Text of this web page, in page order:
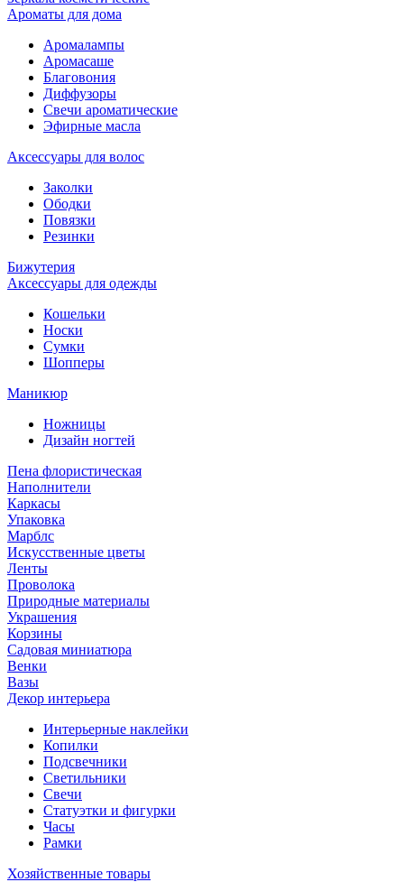
Ароматы для дома
Аромалампы
Аромасаше
Благовония
Диффузоры
Свечи ароматические
Эфирные масла
Аксессуары для волос
Заколки
Ободки
Повязки
Резинки
Бижутерия
Аксессуары для одежды
Кошельки
Носки
Сумки
Шопперы
Маникюр
Ножницы
Дизайн ногтей
Пена флористическая
Наполнители
Каркасы
Упаковка
Марблс
Искусственные цветы
Ленты
Проволока
Природные материалы
Украшения
Корзины
Садовая миниатюра
Венки
Вазы
Декор интерьера
Интерьерные наклейки
Копилки
Подсвечники
Светильники
Свечи
Статуэтки и фигурки
Часы
Рамки
Хозяйственные товары